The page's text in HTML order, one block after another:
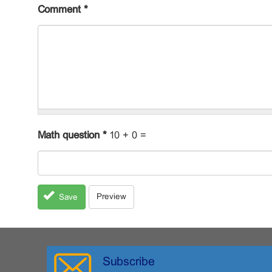
Comment*
Math question * 10 + 0 =
Save Preview
Subscribe